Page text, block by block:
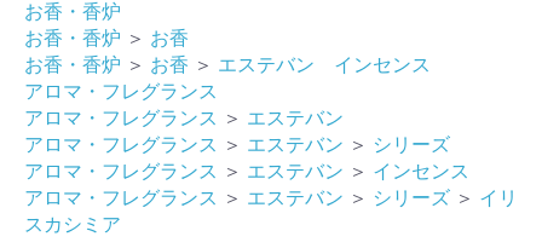
お香・香炉
お香・香炉 ＞ お香
お香・香炉 ＞ お香 ＞ エステバン インセンス
アロマ・フレグランス
アロマ・フレグランス ＞ エステバン
アロマ・フレグランス ＞ エステバン ＞ シリーズ
アロマ・フレグランス ＞ エステバン ＞ インセンス
アロマ・フレグランス ＞ エステバン ＞ シリーズ ＞ イリ
スカシミア